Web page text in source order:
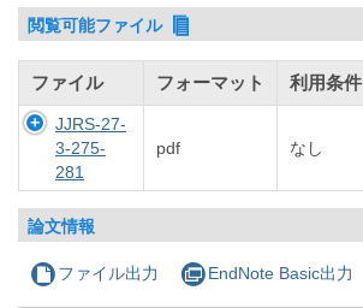
閲覧可能ファイル
ファイル フォーマット 利用条件
JJRS-27-
3-275-
281
pdf なし
論文情報
ファイル出力 EndNote Basic出力